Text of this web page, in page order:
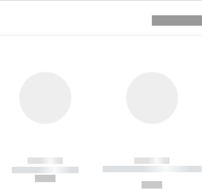
------------
----------- -----------
------------
----------- ----------- ----------